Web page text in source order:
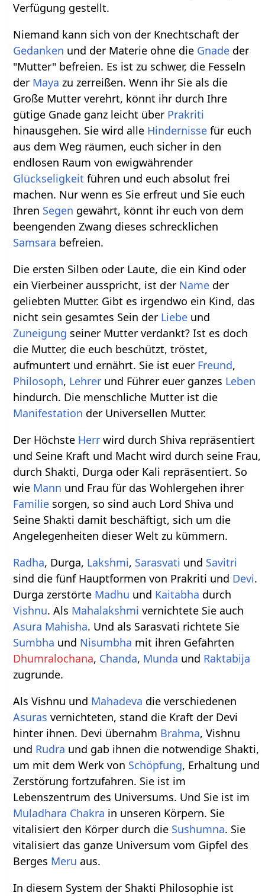
Verfügung gestellt.
Niemand kann sich von der Knechtschaft der
Gedanken und der Materie ohne die Gnade der
"Mutter" befreien. Es ist zu schwer, die Fesseln
der Maya zu zerreißen. Wenn ihr Sie als die
Große Mutter verehrt, könnt ihr durch Ihre
gütige Gnade ganz leicht über Prakriti
hinausgehen. Sie wird alle Hindernisse für euch
aus dem Weg räumen, euch sicher in den
endlosen Raum von ewigwährender
Glückseligkeit führen und euch absolut frei
machen. Nur wenn es Sie erfreut und Sie euch
Ihren Segen gewährt, könnt ihr euch von dem
beengenden Zwang dieses schrecklichen
Samsara befreien.
Die ersten Silben oder Laute, die ein Kind oder
ein Vierbeiner ausspricht, ist der Name der
geliebten Mutter. Gibt es irgendwo ein Kind, das
nicht sein gesamtes Sein der Liebe und
Zuneigung seiner Mutter verdankt? Ist es doch
die Mutter, die euch beschützt, tröstet,
aufmuntert und ernährt. Sie ist euer Freund,
Philosoph, Lehrer und Führer euer ganzes Leben
hindurch. Die menschliche Mutter ist die
Manifestation der Universellen Mutter.
Der Höchste Herr wird durch Shiva repräsentiert
und Seine Kraft und Macht wird durch seine Frau,
durch Shakti, Durga oder Kali repräsentiert. So
wie Mann und Frau für das Wohlergehen ihrer
Familie sorgen, so sind auch Lord Shiva und
Seine Shakti damit beschäftigt, sich um die
Angelegenheiten dieser Welt zu kümmern.
Radha, Durga, Lakshmi, Sarasvati und Savitri
sind die fünf Hauptformen von Prakriti und Devi.
Durga zerstörte Madhu und Kaitabha durch
Vishnu. Als Mahalakshmi vernichtete Sie auch
Asura Mahisha. Und als Sarasvati richtete Sie
Sumbha und Nisumbha mit ihren Gefährten
Dhumralochana, Chanda, Munda und Raktabija
zugrunde.
Als Vishnu und Mahadeva die verschiedenen
Asuras vernichteten, stand die Kraft der Devi
hinter ihnen. Devi übernahm Brahma, Vishnu
und Rudra und gab ihnen die notwendige Shakti,
um mit dem Werk von Schöpfung, Erhaltung und
Zerstörung fortzufahren. Sie ist im
Lebenszentrum des Universums. Und Sie ist im
Muladhara Chakra in unseren Körpern. Sie
vitalisiert den Körper durch die Sushumna. Sie
vitalisiert das ganze Universum vom Gipfel des
Berges Meru aus.
In diesem System der Shakti Philosophie ist